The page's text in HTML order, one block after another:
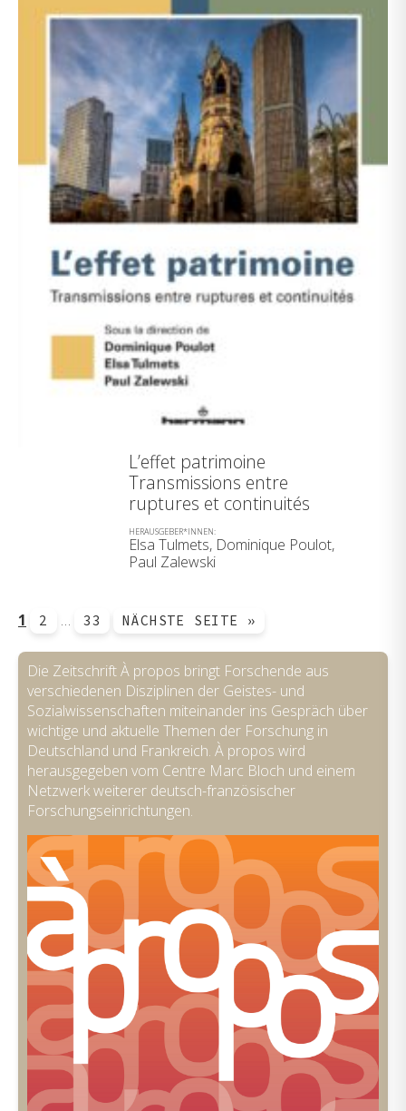
L’effet patrimoine
Transmissions entre
ruptures et continuités
HERAUSGEBER*INNEN:
Elsa Tulmets, Dominique Poulot,
Paul Zalewski
1 2 … 33 NÄCHSTE SEITE »
Die Zeitschrift À propos bringt Forschende aus
verschiedenen Disziplinen der Geistes- und
Sozialwissenschaften miteinander ins Gespräch über
wichtige und aktuelle Themen der Forschung in
Deutschland und Frankreich. À propos wird
herausgegeben vom Centre Marc Bloch und einem
Netzwerk weiterer deutsch-französischer
Forschungseinrichtungen.